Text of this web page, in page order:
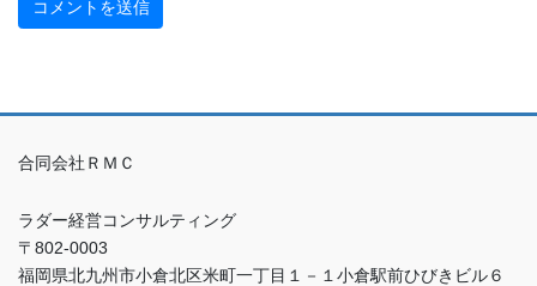
合同会社ＲＭＣ
ラダー経営コンサルティング
〒802-0003
福岡県北九州市小倉北区米町一丁目１－１小倉駅前ひびきビル６